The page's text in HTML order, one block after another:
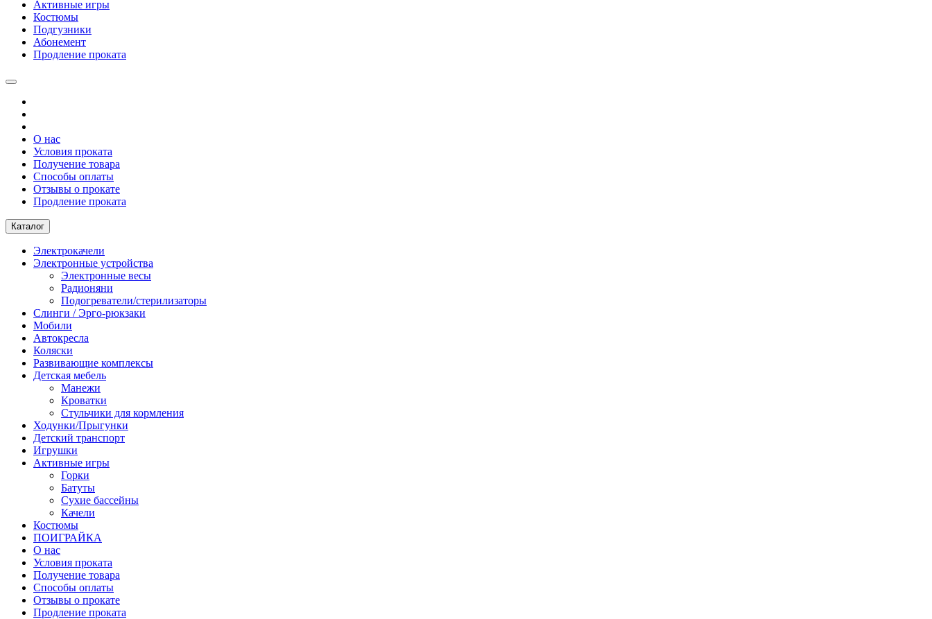
Активные игры
Костюмы
Подгузники
Абонемент
Продление проката
О нас
Условия проката
Получение товара
Способы оплаты
Отзывы о прокате
Продление проката
Каталог
Электрокачели
Электронные устройства
Электронные весы
Радионяни
Подогреватели/стерилизаторы
Слинги / Эрго-рюкзаки
Мобили
Автокресла
Коляски
Развивающие комплексы
Детская мебель
Манежи
Кроватки
Стульчики для кормления
Ходунки/Прыгунки
Детский транспорт
Игрушки
Активные игры
Горки
Батуты
Сухие бассейны
Качели
Костюмы
ПОИГРАЙКА
О нас
Условия проката
Получение товара
Способы оплаты
Отзывы о прокате
Продление проката